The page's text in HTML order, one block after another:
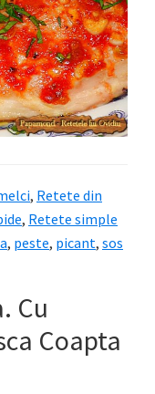
, Retete din
, Retete simple
, peste, picant, sos
Cu
Coapta